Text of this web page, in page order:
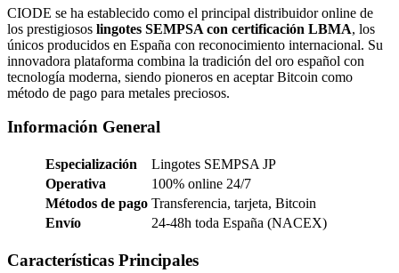
CIODE se ha establecido como el principal distribuidor online de
los prestigiosos lingotes SEMPSA con certificación LBMA, los
únicos producidos en España con reconocimiento internacional. Su
innovadora plataforma combina la tradición del oro español con
tecnología moderna, siendo pioneros en aceptar Bitcoin como
método de pago para metales preciosos.
Información General
Especialización
Lingotes SEMPSA JP
Operativa
100% online 24/7
Métodos de pago Transferencia, tarjeta, Bitcoin
Envío
24-48h toda España (NACEX)
Características Principales